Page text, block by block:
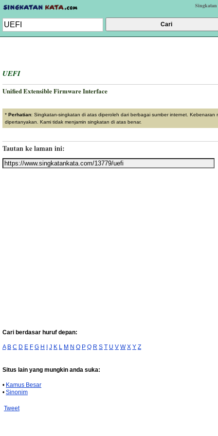
UEFI
Unified Extensible Firmware Interface
* Perhatian: Singkatan-singkatan di atas diperoleh dari berbagai sumber internet. Kebenaran
dipertanyakan. Kami tidak menjamin singkatan di atas benar.
Tautan ke laman ini:
Cari berdasar huruf depan:
A B C D E F G H J K L M N O P Q R S T U V W X Y Z
Situs lain yang mungkin anda suka:
• Kamus Besar
• Sinonim
Tweet